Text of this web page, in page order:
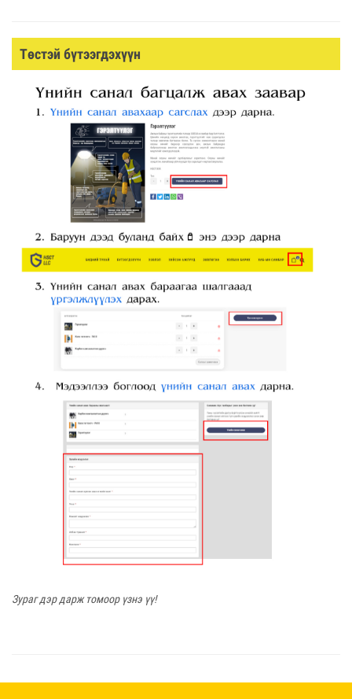
Төстэй бүтээгдэхүүн
Зураг дэр дарж томоор үзнэ үү!